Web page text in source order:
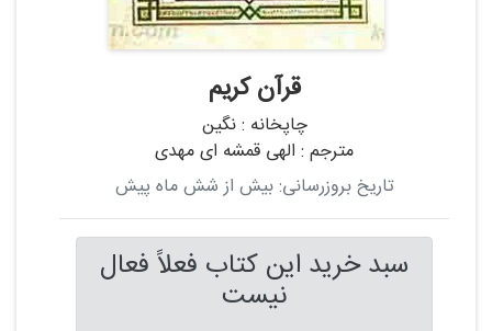
قرآن کریم
چاپخانه :نگین
مترجم : الهی قمشه ای مهدی
تاریخ بروزرسانی: بیش از شش ماه پیش
سبد خرید این کتاب فعلاً فعال
نیست